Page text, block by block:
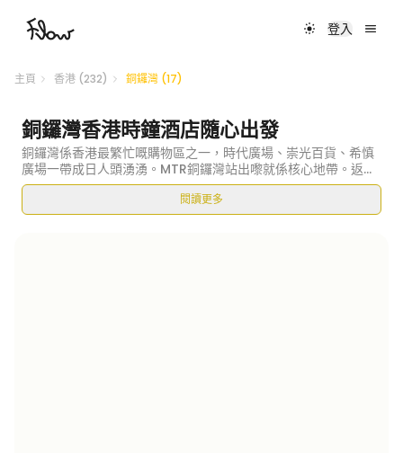
登入
主頁 香港 (232) 銅鑼灣 (17)
銅鑼灣香港時鐘酒店隨心出發
銅鑼灣係香港最繁忙嘅購物區之一，時代廣場、崇光百貨、希慎
廣場一帶成日人頭湧湧。MTR銅鑼灣站出嚟就係核心地帶。返工
開會定係行街購物，好多時都會攰到想搵個地方抖一陣。
呢個時候，Causeway Bay鐘點酒店就最啱晒。可以靈活咁
閱讀更多